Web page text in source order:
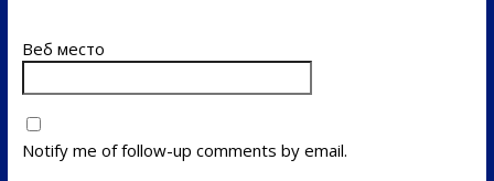
Веб место
Notify me of follow-up comments by email.